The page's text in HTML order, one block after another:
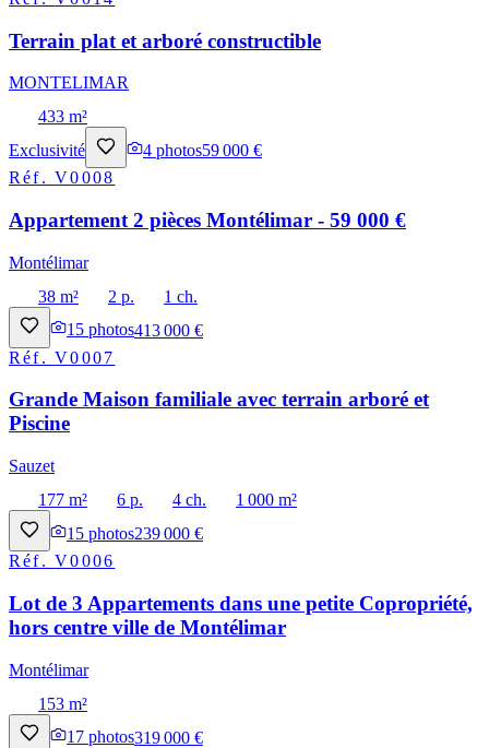
Terrain plat et arboré constructible
MONTELIMAR
433 m²
Exclusivité
4 photos59 000 €
Réf.V0008
Appartement 2 pièces Montélimar - 59 000 €
Montélimar
38 m²
2 p.
1 ch.
15 photos413 000 €
Réf.V0007
Grande Maison familiale avec terrain arboré et
Piscine
Sauzet
177 m²
6 p. 4 ch.
1 000 m²
15 photos239 000 €
Réf.V0006
Lot de 3 Appartements dans une petite Copropriété,
hors centre ville de Montélimar
Montélimar
153 m²
17 photos319 000 €